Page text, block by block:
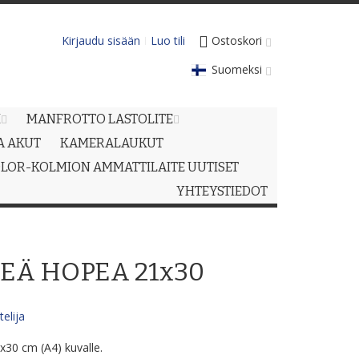
Ostoskori
Kirjaudu sisään
Luo tili
Suomeksi
MANFROTTO LASTOLITE
AKUT
KAMERALAUKUT
KOLMION AMMATTILAITE UUTISET
YHTEYSTIEDOT
HOPEA 21x30
cm (A4) kuvalle.